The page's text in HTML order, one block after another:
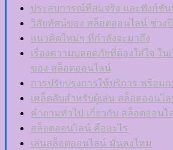
ประสบการณ์ที่สมจริง และฟังก์ชั
วิสัยทัศน์ของ สล็อตออนไลน์ ช่วง
แนวคิดใหม่ๆ ที่กำลังจะมาถึง
เรื่องความปลอดภัยที่ต้องใส่ใจ ใน
ของ สล็อตออนไลน์
การปรับปรุงการให้บริการ พร้อม
เคล็ดลับสำหรับผู้เล่น สล็อตออนไ
คำถามทั่วไป เกี่ยวกับ สล็อตออนไ
สล็อตออนไลน์ คืออะไร
เล่นสล็อตออนไลน์ มั่นคงไหม